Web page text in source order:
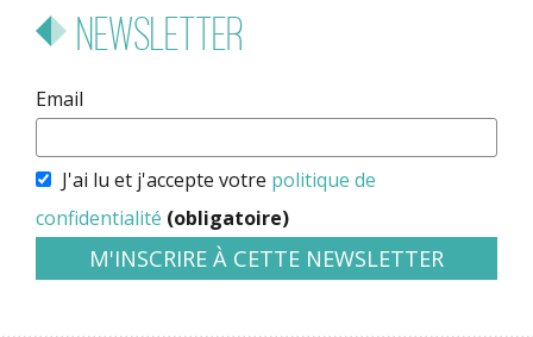
Newsletter
Email
J'ai lu et j'accepte votre politique de
confidentialité (obligatoire)